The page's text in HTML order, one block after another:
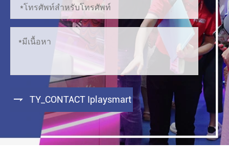
 TY_CONTACT Iplaysmart